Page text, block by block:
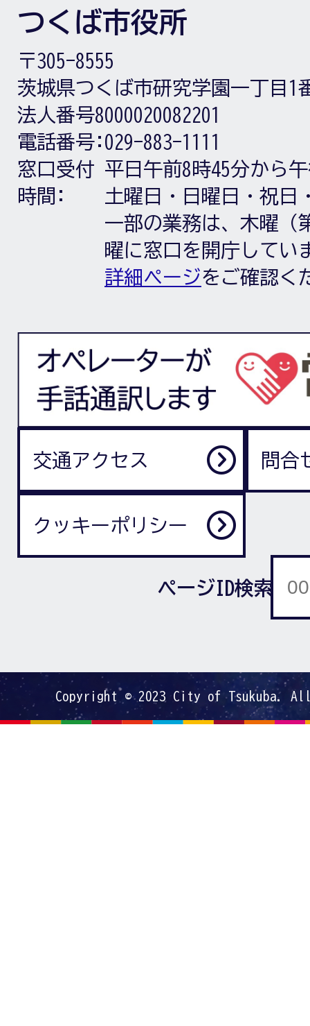
つくば市役所
〒305-8555
茨城県つくば市研究学園一丁目1
法人番号8000020082201
電話番号: 029-883-1111
窓口受付
時間:
平日午前8時45分から
土曜日・日曜日・祝日
一部の業務は、木曜（
曜に窓口を開庁してい
詳細ページをご確認く
交通アクセス 問合
クッキーポリシー
ページID検索
Copyright © 2023 City of Tsukuba.